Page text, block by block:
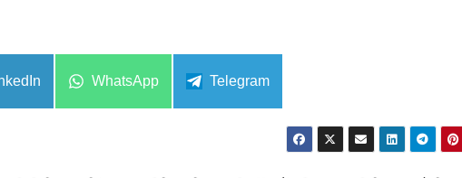
Share
WhatsApp
Share
Telegram